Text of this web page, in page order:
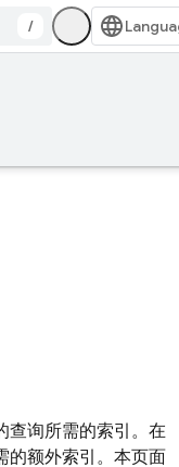
/
查询所需的索引。在
的额外索引。本页面